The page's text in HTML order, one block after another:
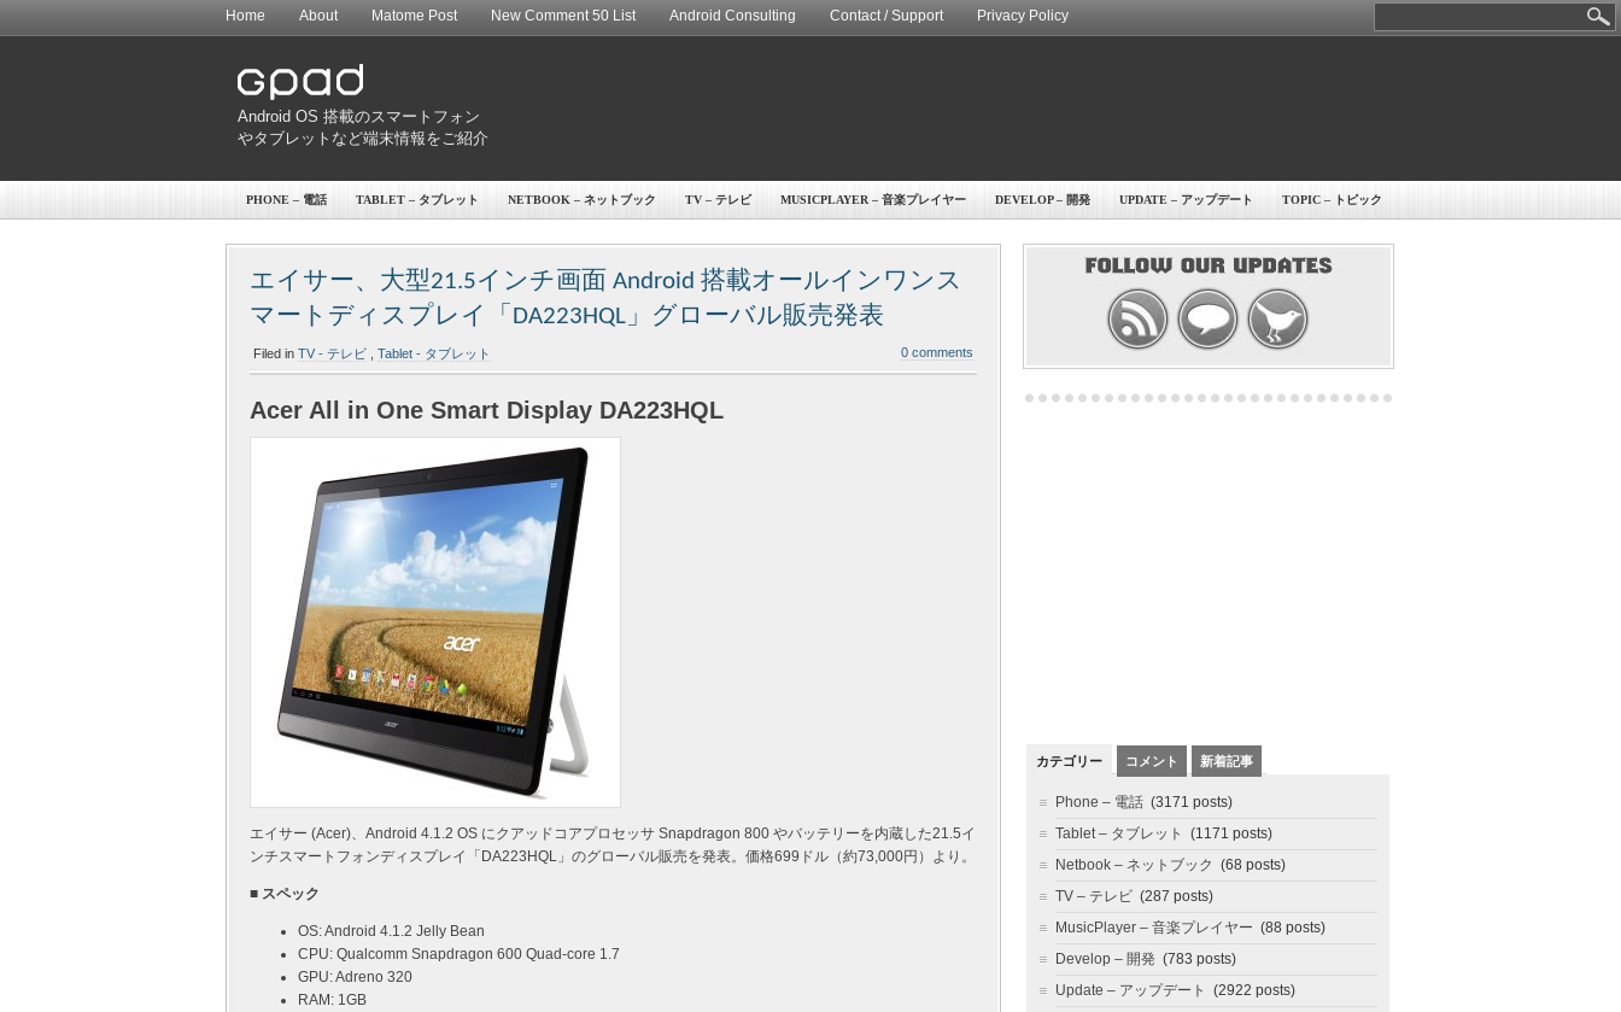
Home About Matome Post New Comment 50 List Android Consulting Contact / Support Privacy Policy
Android OS 搭載のスマートフォン
やタブレットなど端末情報をご紹介
PHONE – 電話 TABLET – タブレット NETBOOK – ネットブック TV – テレビ MUSICPLAYER – 音楽プレイヤー DEVELOP – 開発 UPDATE – アップデート TOPIC – トピック
エイサー、大型21.5インチ画面 Android 搭載オールインワンス
マートディスプレイ「DA223HQL」グローバル販売発表
Filed in TV - テレビ Tablet - タブレット 0 comments
Acer All in One Smart Display DA223HQL
エイサー (Acer)、Android 4.1.2 OS にクアッドコアプロセッサ Snapdragon 800 やバッテリーを内蔵した21.5イ
ンチスマートフォンディスプレイ「DA223HQL」のグローバル販売を発表。価格699ドル（約73,000円）より。
■ スペック
OS: Android 4.1.2 Jelly Bean
CPU: Qualcomm Snapdragon 600 Quad-core 1.7
GPU: Adreno 320
RAM: 1GB
カテゴリー コメント 新着記事
Phone – 電話 (3171 posts)
Tablet – タブレット
(1171 posts)
Netbook – ネットブック (68 posts)
TV – テレビ (287 posts)
MusicPlayer – 音楽プレイヤー (88 posts)
Develop – 開発 (783 posts)
Update – アップデート
(2922 posts)